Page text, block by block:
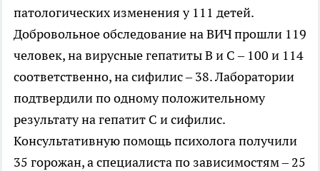
патологических изменения у 111 детей.
Добровольное обследование на ВИЧ прошли 119
человек, на вирусные гепатиты В и С – 100 и 114
соответственно, на сифилис – 38. Лаборатории
подтвердили по одному положительному
результату на гепатит С и сифилис.
Консультативную помощь психолога получили
35 горожан, а специалиста по зависимостям – 25